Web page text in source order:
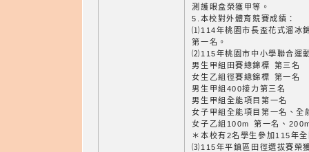
測護眼盒榮獲甲等。
5.本校對外體育競賽成績：
⑴114年桃園市長盃花式溜冰
第一名。
⑵115年桃園市中小學聯合運
男生甲組田賽總錦標 第三名
女生乙組徑賽總錦標 第一名
男生甲組400接力第三名
男生甲組全能項目第一名
女子甲組全能項目第一名、全
女子乙組100m 第一名、
＊本校有2名學生參加115年
⑶115年平鎮區田徑選拔賽榮